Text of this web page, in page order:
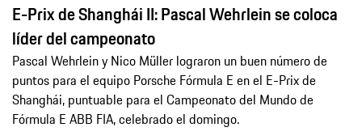
E-Prix de Shanghái II: Pascal Wehrlein se coloca
líder del campeonato
Pascal Wehrlein y Nico Müller lograron un buen número de
puntos para el equipo Porsche Fórmula E en el E-Prix de
Shanghái, puntuable para el Campeonato del Mundo de
Fórmula E ABB FIA, celebrado el domingo.